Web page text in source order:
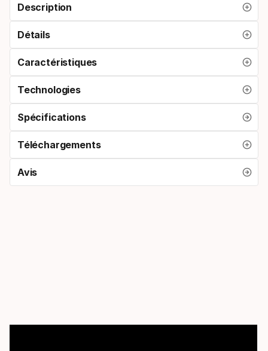
Description
Détails
Caractéristiques
Technologies
Spécifications
Téléchargements
Avis